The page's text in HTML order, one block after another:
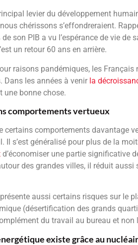
levier du développement
chérissons s’effondreraient.
son PIB a vu l’espérance de vie de
un retour 60 ans en arrière.
raisons pandémiques, les
Dans les années à venir la
une bonne chose.
comportements vertueux
certains comportements davantage
Il s’est généralisé pour plus de la
d’économiser une partie significative
des grandes villes, il réduit
aussi certains risques sur le
(désertification des grands
du travail au bureau et non
existe grâce au